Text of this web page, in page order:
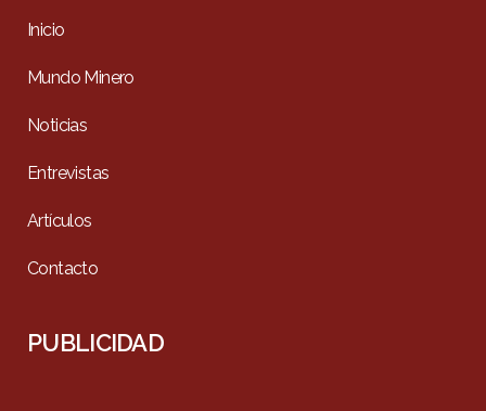
Inicio
Mundo Minero
Noticias
Entrevistas
Artículos
Contacto
PUBLICIDAD